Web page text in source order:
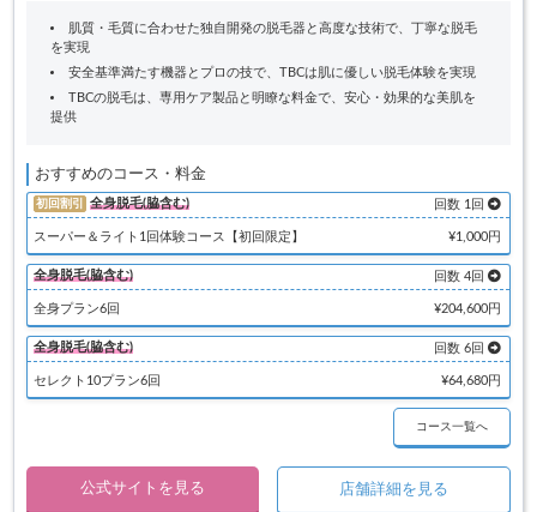
肌質・毛質に合わせた独自開発の脱毛器と高度な技術で、丁寧な脱毛
を実現
安全基準満たす機器とプロの技で、TBCは肌に優しい脱毛体験を実現
TBCの脱毛は、専用ケア製品と明瞭な料金で、安心・効果的な美肌を
提供
おすすめのコース・料金
初回割引 全身脱毛(脇含む) 回数 1回
スーパー＆ライト1回体験コース【初回限定】 ¥1,000円
全身脱毛(脇含む) 回数 4回
全身プラン6回 ¥204,600円
全身脱毛(脇含む) 回数 6回
セレクト10プラン6回 ¥64,680円
コース一覧へ
公式サイトを見る 店舗詳細を見る